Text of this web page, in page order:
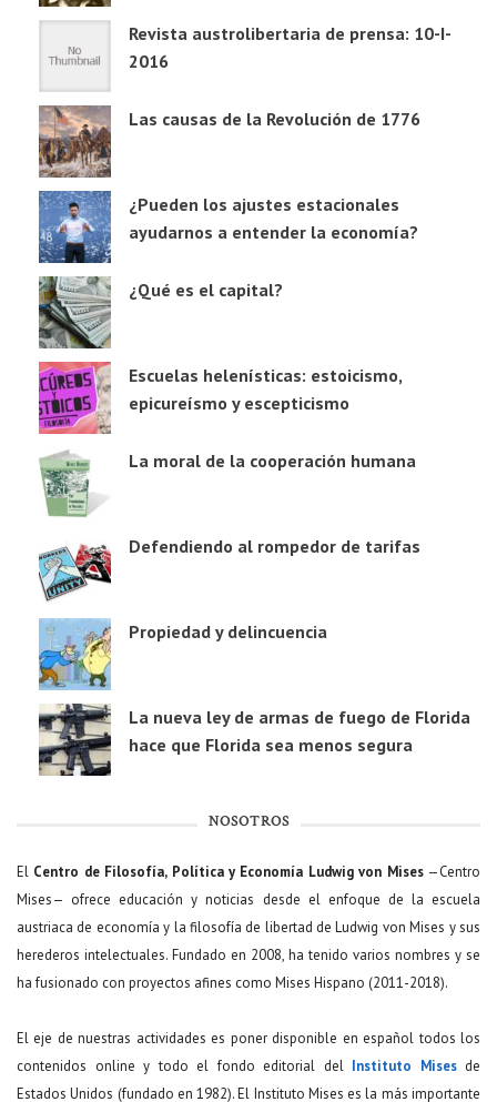
Revista austrolibertaria de prensa: 10-I-
2016
Las causas de la Revolución de 1776
¿Pueden los ajustes estacionales
ayudarnos a entender la economía?
¿Qué es el capital?
Escuelas helenísticas: estoicismo,
epicureísmo y escepticismo
La moral de la cooperación humana
Defendiendo al rompedor de tarifas
Propiedad y delincuencia
La nueva ley de armas de fuego de Florida
hace que Florida sea menos segura
NOSOTROS
El Centro de Filosofía, Política y Economía Ludwig von Mises—Centro
Mises— ofrece educación y noticias desde el enfoque de la escuela
austriaca de economía y la filosofía de libertad de Ludwig von Mises y sus
herederos intelectuales. Fundado en 2008, ha tenido varios nombres y se
ha fusionado con proyectos afines como Mises Hispano (2011-2018).
El eje de nuestras actividades es poner disponible en español todos los
contenidos online y todo el fondo editorial del Instituto Misesde
Estados Unidos (fundado en 1982). El Instituto Mises es la más importante